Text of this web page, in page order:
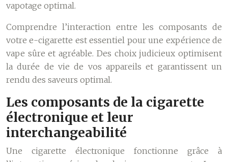
vapotage optimal.
Comprendre l’interaction entre les composants de
votre e-cigarette est essentiel pour une expérience de
vape sûre et agréable. Des choix judicieux optimisent
la durée de vie de vos appareils et garantissent un
rendu des saveurs optimal.
Les composants de la cigarette
électronique et leur
interchangeabilité
Une cigarette électronique fonctionne grâce à